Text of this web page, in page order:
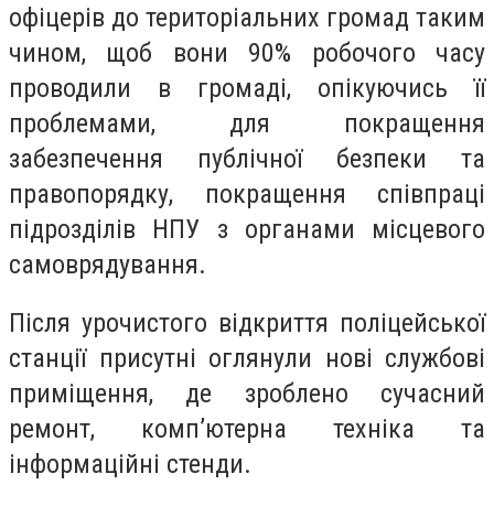
офіцерів до територіальних громад таким
чином, щоб вони 90% робочого часу
проводили в громаді, опікуючись її
проблемами, для покращення
забезпечення публічної безпеки та
правопорядку, покращення співпраці
підрозділів НПУ з органами місцевого
самоврядування.
Після урочистого відкриття поліцейської
станції присутні оглянули нові службові
приміщення, де зроблено сучасний
ремонт, комп’ютерна техніка та
інформаційні стенди.